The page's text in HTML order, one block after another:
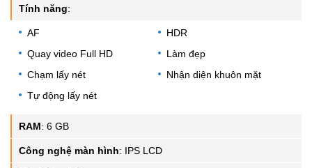
Tính năng:
AF
HDR
Quay video Full HD
Làm đẹp
Chạm lấy nét
Nhận diện khuôn mặt
Tự động lấy nét
RAM: 6 GB
Công nghệ màn hình: IPS LCD